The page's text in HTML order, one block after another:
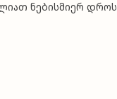
ნებისმიერ